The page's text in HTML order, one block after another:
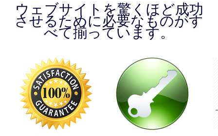
ウェブサイトを驚くほど成功
させるために必要なものがす
べて揃っています。